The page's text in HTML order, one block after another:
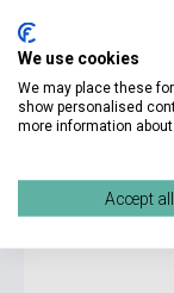
5 725 Ft
Készlet: 1-10
We use cookies
We may place these
show personalised
more information
Accept all